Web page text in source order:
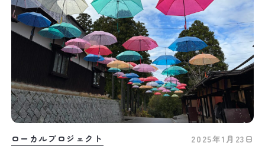
ローカルプロジェクト 2025年1月23日